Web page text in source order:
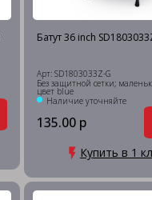
Батут 36 inch
Арт: SD1803033Z-G
Без защитной сетки;
цвет blue
Наличие уточняйте
135.00 р
Купить в 1